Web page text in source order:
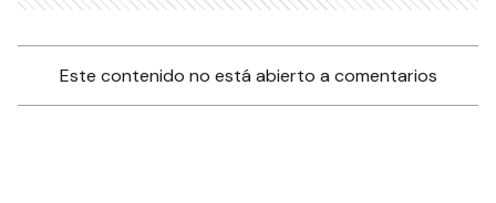
Este contenido no está abierto a comentarios